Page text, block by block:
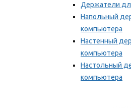
Держатели
Напольный
компьютера
Настенный
компьютера
Настольный
компьютера